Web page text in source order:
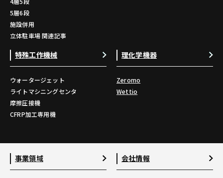
5層6段
施設併用
立体駐車場 関連記事
特殊工作機械
ウォータージェット
ライトマシニングセンタ
摩擦圧接機
CFRP加工専用機
理化学機器
Zeromo
Wettio
事業領域 会社情報